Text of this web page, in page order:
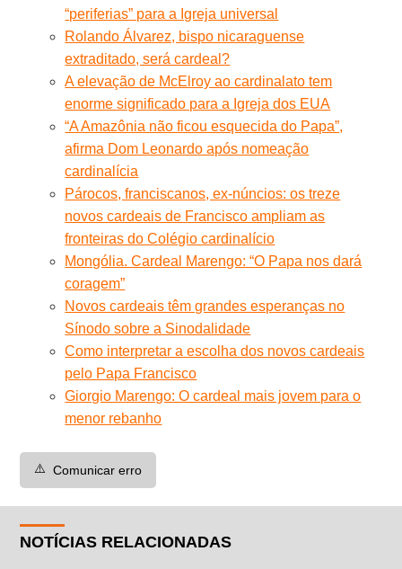
“periferias” para a Igreja universal
Rolando Álvarez, bispo nicaraguense
extraditado, será cardeal?
A elevação de McElroy ao cardinalato tem
enorme significado para a Igreja dos EUA
“A Amazônia não ficou esquecida do Papa”,
afirma Dom Leonardo após nomeação
cardinalícia
Párocos, franciscanos, ex-núncios: os treze
novos cardeais de Francisco ampliam as
fronteiras do Colégio cardinalício
Mongólia. Cardeal Marengo: “O Papa nos dará
coragem”
Novos cardeais têm grandes esperanças no
Sínodo sobre a Sinodalidade
Como interpretar a escolha dos novos cardeais
pelo Papa Francisco
Giorgio Marengo: O cardeal mais jovem para o
menor rebanho
⚠️ Comunicar erro
NOTÍCIAS RELACIONADAS